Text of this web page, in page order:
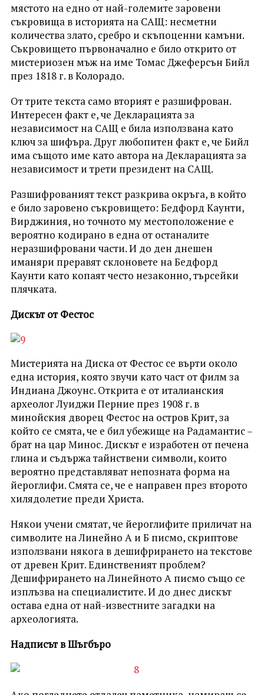
мястото на едно от най-големите заровени
съкровища в историята на САЩ: несметни
количества злато, сребро и скъпоценни камъни.
Съкровището първоначално е било открито от
мистериозен мъж на име Томас Джеферсън Бийл
през 1818 г. в Колорадо.
От трите текста само вторият е разшифрован.
Интересен факт е, че Декларацията за
независимост на САЩ е била използвана като
ключ за шифъра. Друг любопитен факт е, че Бийл
има същото име като автора на Декларацията за
независимост и трети президент на САЩ.
Разшифрованият текст разкрива окръга, в който
е било заровено съкровището: Бедфорд Каунти,
Вирджиния, но точното му местоположение е
вероятно кодирано в една от останалите
неразшифровани части. И до ден днешен
иманяри преравят склоновете на Бедфорд
Каунти като копаят често незаконно, търсейки
плячката.
Дискът от Фестос
Мистерията на Диска от Фестос се върти около
една история, която звучи като част от филм за
Индиана Джоунс. Открита е от италианския
археолог Луиджи Перние през 1908 г. в
минойския дворец Фестос на остров Крит, за
който се смята, че е бил убежище на Радамантис –
брат на цар Минос. Дискът е изработен от печена
глина и съдържа тайнствени символи, които
вероятно представляват непозната форма на
йероглифи. Смята се, че е направен през второто
хилядолетие преди Христа.
Някои учени смятат, че йероглифите приличат на
символите на Линейно А и Б писмо, скриптове
използвани някога в дешифрирането на текстове
от древен Крит. Единственият проблем?
Дешифрирането на Линейното А писмо също се
изплъзва на специалистите. И до днес дискът
остава една от най-известните загадки на
археологията.
Надписът в Шъгбъро